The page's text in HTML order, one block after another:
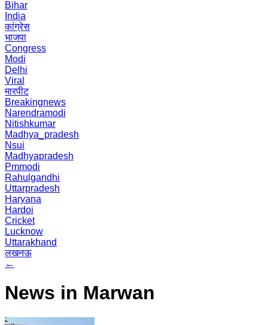
Bihar
India
कांग्रेस
भाजपा
Congress
Modi
Delhi
Viral
मारपीट
Breakingnews
Narendramodi
Nitishkumar
Madhya_pradesh
Nsui
Madhyapradesh
Pmmodi
Rahulgandhi
Uttarpradesh
Haryana
Hardoi
Cricket
Lucknow
Uttarakhand
लखनऊ
←
News in Marwan